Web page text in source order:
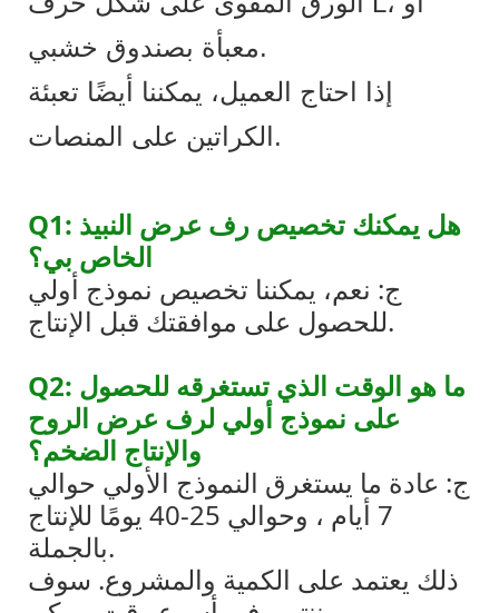
معبأة بصندوق خشبي.
إذا احتاج العميل، يمكننا أيضًا تعبئة
الكراتين على المنصات.
Q1: هل يمكنك تخصيص رف عرض النبيذ
الخاص بي؟
ج: نعم، يمكننا تخصيص نموذج أولي
للحصول على موافقتك قبل الإنتاج.
Q2: ما هو الوقت الذي تستغرقه للحصول
على نموذج أولي لرف عرض الروح
والإنتاج الضخم؟
ج: عادة ما يستغرق النموذج الأولي حوالي
7 أيام ، وحوالي 25-40 يومًا للإنتاج
بالجملة.
ذلك يعتمد على الكمية والمشروع. سوف